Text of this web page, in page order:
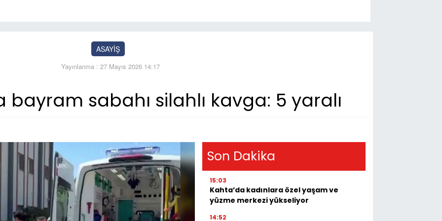
ASAYİŞ
Yayınlanma : 27 Mayıs 2026 14:17
bayram sabahı silahlı kavga: 5 yaralı
Son Dakika
15:03
Kahta’da kadınlara özel yaşam ve
yüzme merkezi yükseliyor
14:52